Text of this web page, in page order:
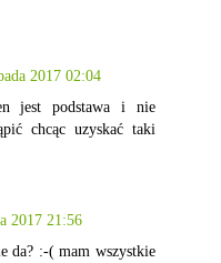
2017 02:04
jest podstawa i nie
chcąc uzyskać taki
2017 21:56
da? :-( mam wszystkie